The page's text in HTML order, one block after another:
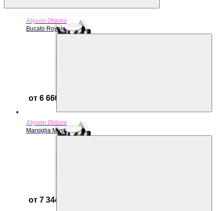
Alyson Oldoini
Bucato Royale
от 6 660 ₽
Alyson Oldoini
Marsiglia Musk
от 7 344 ₽